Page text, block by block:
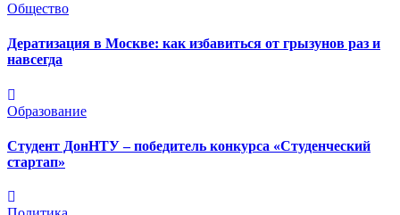
Общество
Дератизация в Москве: как избавиться от грызунов раз и
навсегда
Образование
Студент ДонНТУ – победитель конкурса «Студенческий
стартап»